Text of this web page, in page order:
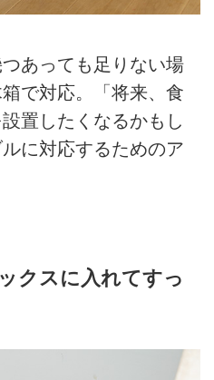
あっても足りない場
で対応。「将来、食
置したくなるかもし
に対応するためのア
クスに入れてすっ